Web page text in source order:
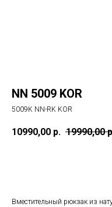
NN 5009 KOR
5009K NN-RK KOR
10990,00 р. 19990,00
Вместительный рюкзак из